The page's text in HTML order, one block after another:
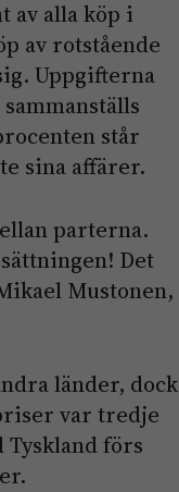
av alla köp i
av rotstående
Uppgifterna
står
sina affärer.
parterna.
Det
Mustonen,
länder, dock
var tredje
förs